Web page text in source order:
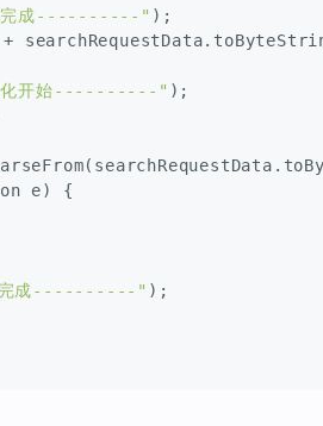
成----------" );
+
开始----------" );
e) {
成----------" );